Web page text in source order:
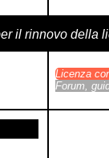
il rinnovo della
Licenza
Forum,